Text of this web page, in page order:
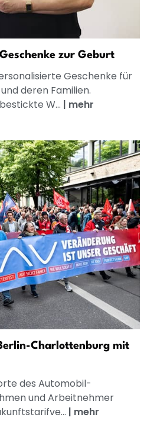
zur Geburt
Geschenke für
deren Familien.
W... | mehr
Charlottenburg mit
des Automobil-
und Arbeitnehmer
| mehr